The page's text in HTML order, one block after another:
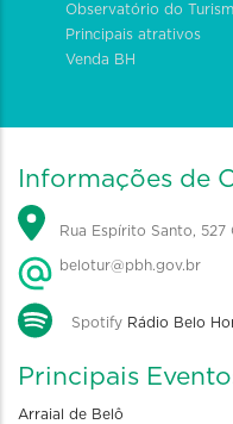
Observatório do
Principais atrativos
Venda BH
Informações de
Rua Espírito Santo, 527
belotur@pbh.gov.br
Spotify Rádio Belo
Principais
Arraial de Belô